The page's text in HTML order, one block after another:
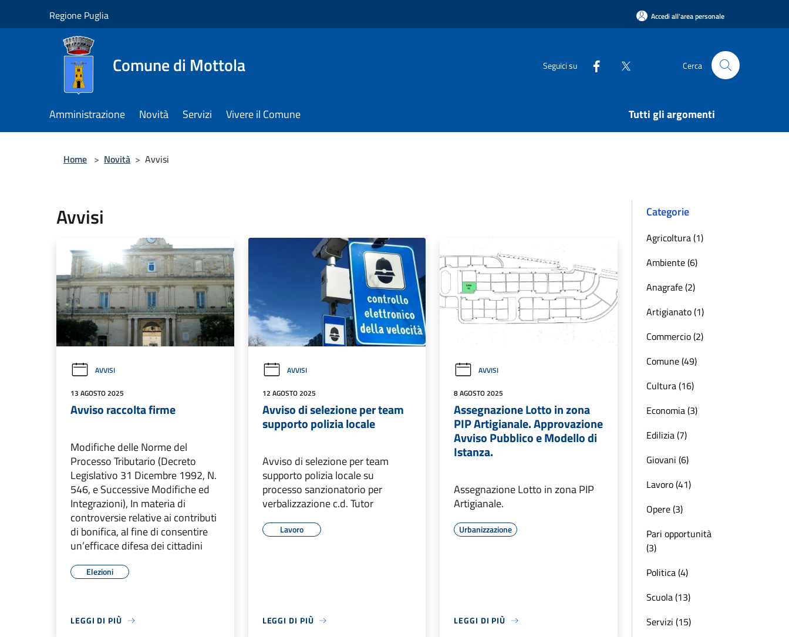
Regione Puglia Accedi all'area personale
Comune di Mottola Seguici su Cerca
Amministrazione Novità Servizi Vivere il Comune Tutti gli argomenti
Home > Novità > Avvisi
Avvisi
AVVISI
13 AGOSTO 2025
Avviso raccolta firme
Modifiche delle Norme del
Processo Tributario (Decreto
Legislativo 31 Dicembre 1992, N.
546, e Successive Modifiche ed
Integrazioni), In materia di
controversie relative ai contributi
di bonifica, al fine di consentire
un’efficace difesa dei cittadini
Elezioni
LEGGI DI PIÙ
AVVISI
12 AGOSTO 2025
Avviso di selezione per team
supporto polizia locale
Avviso di selezione per team
supporto polizia locale su
processo sanzionatorio per
verbalizzazione c.d. Tutor
Lavoro
LEGGI DI PIÙ
AVVISI
8 AGOSTO 2025
Assegnazione Lotto in zona
PIP Artigianale. Approvazione
Avviso Pubblico e Modello di
Istanza.
Assegnazione Lotto in zona PIP
Artigianale.
Urbanizzazione
LEGGI DI PIÙ
Categorie
Agricoltura (1)
Ambiente (6)
Anagrafe (2)
Artigianato (1)
Commercio (2)
Comune (49)
Cultura (16)
Economia (3)
Edilizia (7)
Giovani (6)
Lavoro (41)
Opere (3)
Pari opportunità
(3)
Politica (4)
Scuola (13)
Servizi (15)